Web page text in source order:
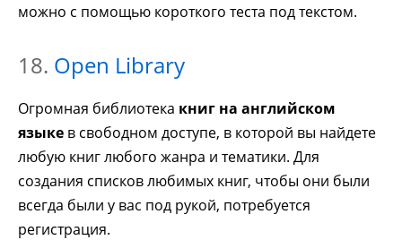
можно с помощью короткого теста под текстом.
18. Open Library
Огромная библиотека книг на английском
языке в свободном доступе, в которой вы найдете
любую книг любого жанра и тематики. Для
создания списков любимых книг, чтобы они были
всегда были у вас под рукой, потребуется
регистрация.